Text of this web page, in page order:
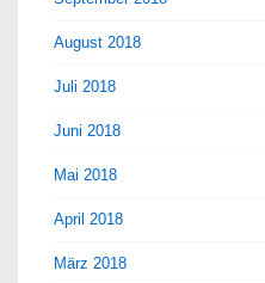
August 2018
Juli 2018
Juni 2018
Mai 2018
April 2018
März 2018